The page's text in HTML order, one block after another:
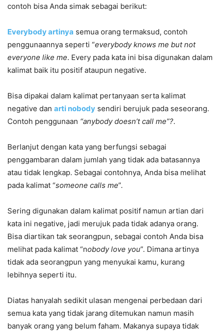
contoh bisa Anda simak sebagai berikut:
Everybody artinya semua orang termaksud, contoh
penggunaannya seperti “everybody knows me but not
everyone like me. Every pada kata ini bisa digunakan dalam
kalimat baik itu positif ataupun negative.
Bisa dipakai dalam kalimat pertanyaan serta kalimat
negative dan arti nobody sendiri berujuk pada seseorang.
Contoh penggunaan “anybody doesn’t call me”?.
Berlanjut dengan kata yang berfungsi sebagai
penggambaran dalam jumlah yang tidak ada batasannya
atau tidak lengkap. Sebagai contohnya, Anda bisa melihat
pada kalimat “someone calls me”.
Sering digunakan dalam kalimat positif namun artian dari
kata ini negative, jadi merujuk pada tidak adanya orang.
Bisa diartikan tak seorangpun, sebagai contoh Anda bisa
melihat pada kalimat “nobody love you”. Dimana artinya
tidak ada seorangpun yang menyukai kamu, kurang
lebihnya seperti itu.
Diatas hanyalah sedikit ulasan mengenai perbedaan dari
semua kata yang tidak jarang ditemukan namun masih
banyak orang yang belum faham. Makanya supaya tidak